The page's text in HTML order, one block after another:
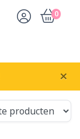
0
×